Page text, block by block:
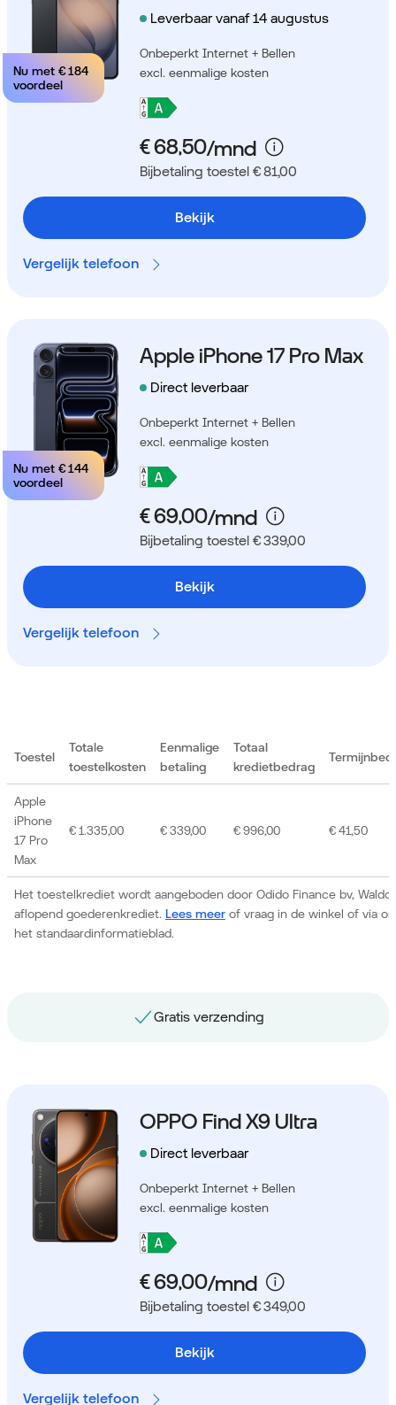
Nu met € 184
voordeel
Leverbaar vanaf 14 augustus
Onbeperkt Internet + Bellen
excl. eenmalige kosten
Bijbetaling toestel € 81,00
Bekijk
Vergelijk telefoon
Nu met € 144
voordeel
Apple iPhone 17 Pro Max
Direct leverbaar
Onbeperkt Internet + Bellen
excl. eenmalige kosten
Bijbetaling toestel € 339,00
Bekijk
Vergelijk telefoon
Toestel
Totale
toestelkosten
Eenmalige
betaling
Totaal
kredietbedrag
Het toestelkrediet wordt aangeboden door Odido Finance bv,
aflopend goederenkrediet. Lees meer of vraag in de winkel of via
het standaardinformatieblad.
Apple
iPhone
17 Pro
Max
€ 1.335,00 € 339,00 € 996,00 € 41,50
Gratis nummerbehoud
OPPO Find X9 Ultra
Direct leverbaar
Onbeperkt Internet + Bellen
excl. eenmalige kosten
Bijbetaling toestel € 349,00
Bekijk
Vergelijk telefoon